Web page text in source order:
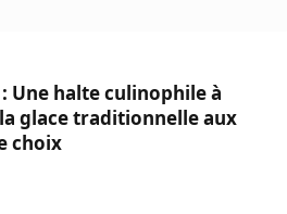
Une halte culinophile à
glace traditionnelle aux
choix